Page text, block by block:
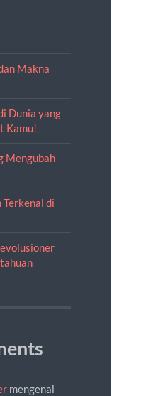
Makna
Dunia yang
Kamu!
Mengubah
Terkenal di
mengenai